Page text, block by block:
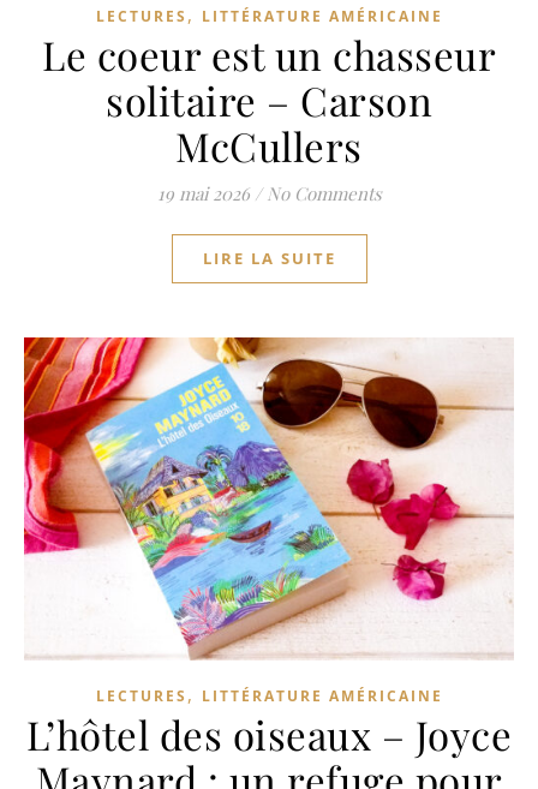
LECTURES , LITTÉRATURE AMÉRICAINE
Le coeur est un chasseur
solitaire – Carson
McCullers
19 mai 2026 / No Comments
LIRE LA SUITE
LECTURES , LITTÉRATURE AMÉRICAINE
L’hôtel des oiseaux – Joyce